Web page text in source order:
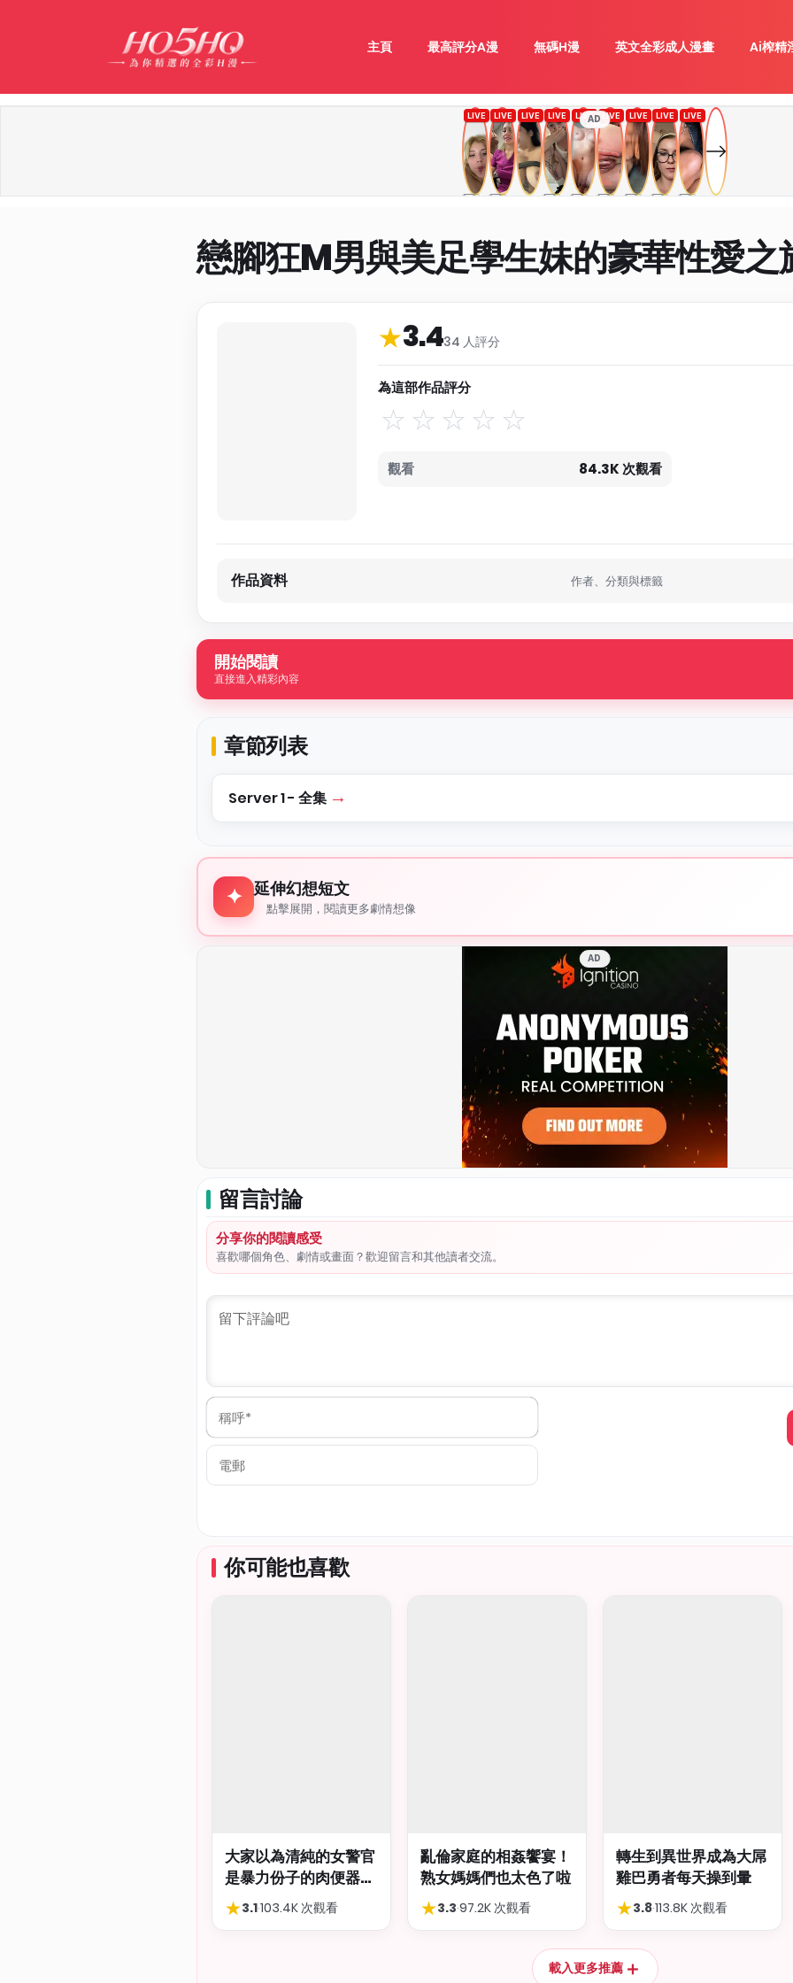
主頁 最高評分A漫 無碼H漫 英文全彩成人漫畫 Ai榨精
AD
戀腳狂M男與美足學生妹的豪華性愛之
★3.434 人評分
為這部作品評分
觀看 84.3K 次觀看
作品資料與分類
作品資料 作者、分類與標籤
開始閱讀
直接進入精彩內容
章節列表
Server 1 - 全集
延伸幻想短文
✦ 延伸幻想短文
點擊展開，閱讀更多劇情想像
AD
留言討論
分享你的閱讀感受
喜歡哪個角色、劇情或畫面？歡迎留言和其他讀者交流。
稱
*
你可能也喜歡
大家以為清純的女警官
是暴力份子的肉便器，
肛交多P都可以
★3.1·103.4K 次觀看
亂倫家庭的相姦饗宴！
熟女媽媽們也太色了啦
★3.3·97.2K 次觀看
轉生到異世界成為大屌
雞巴勇者每天操到暈
★3.8·113.8K 次觀看
載入更多推薦＋